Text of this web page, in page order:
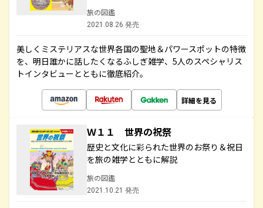
旅の図鑑
2021.08.26 発売
美しくミステリアスな世界各国の聖地＆パワースポットの特徴
を、明日誰かに話したくなるふしぎ雑学、5人のスペシャリス
トインタビューとともに徹底紹介。
詳細を見る
Ｗ１１ 世界の祝祭
歴史と文化に彩られた世界のお祭り＆祝日
を旅の雑学とともに解説
旅の図鑑
2021.10.21 発売